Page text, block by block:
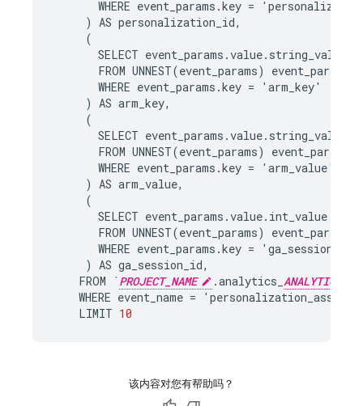
WHERE event_params .key = '
)
AS personalization_id,
(
SELECT event_params .value. string_value
FROM UNNEST(event_params)
event_params
WHERE event_params .key = ' arm_key'
)
AS arm_key,
(
SELECT event_params .value. string_value
FROM UNNEST(event_params)
event_params
WHERE event_params .key = ' arm_value'
)
AS arm_value,
(
SELECT event_params .value. int_value
FROM UNNEST(event_params)
event_params
WHERE event_params .key = ' ga_session_id
)
AS ga_session_id,
FROM
`PROJECT_NAME .analytics_
WHERE event_name = '
LIMIT 10
该内容对您有帮助吗？